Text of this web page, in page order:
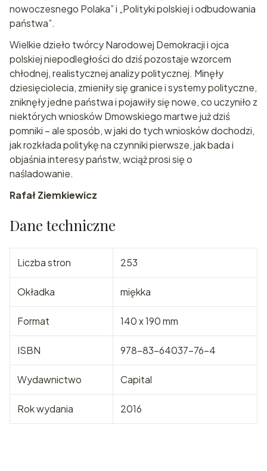
nowoczesnego Polaka” i „Polityki polskiej i odbudowania
państwa”.
Wielkie dzieło twórcy Narodowej Demokracji i ojca
polskiej niepodległości do dziś pozostaje wzorcem
chłodnej, realistycznej analizy politycznej. Minęły
dziesięciolecia, zmieniły się granice i systemy polityczne,
zniknęły jedne państwa i pojawiły się nowe, co uczyniło z
niektórych wniosków Dmowskiego martwe już dziś
pomniki – ale sposób, w jaki do tych wniosków dochodzi,
jak rozkłada politykę na czynniki pierwsze, jak bada i
objaśnia interesy państw, wciąż prosi się o
naśladowanie.
Rafał Ziemkiewicz
Dane techniczne
Liczba stron 253
Okładka miękka
Format 140 x 190 mm
ISBN 978-83-64037-76-4
Wydawnictwo Capital
Rok wydania 2016